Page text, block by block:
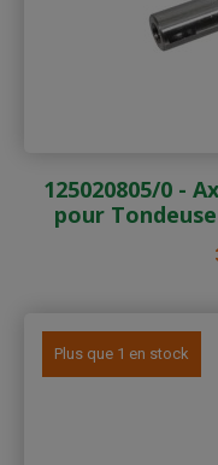
125020805/0 -
pour
Plus que 1 en stock